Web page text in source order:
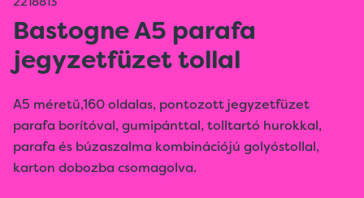
Bastogne A5 parafa
jegyzetfüzet tollal
A5 méretű,160 oldalas, pontozott jegyzetfüzet
parafa borítóval, gumipánttal, tolltartó hurokkal,
parafa és búzaszalma kombinációjú golyóstollal,
karton dobozba csomagolva.